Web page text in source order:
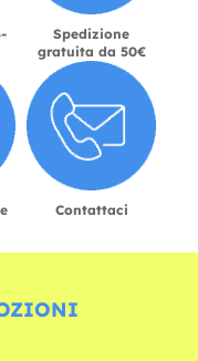
Spedizione
gratuita da 50€
Contattaci